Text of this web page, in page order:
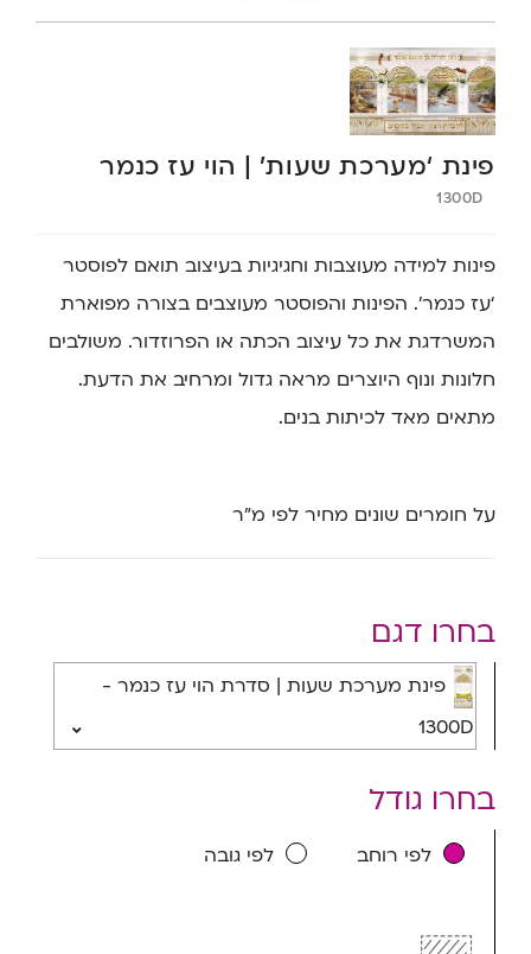
פינת ‘מערכת שעות’ | הוי עז כנמר
1300D
פינות למידה מעוצבות וחגיגיות בעיצוב תואם לפוסטר
‘עז כנמר’. הפינות והפוסטר מעוצבים בצורה מפוארת
המשרדגת את כל עיצוב הכתה או הפרוזדור. משולבים
חלונות ונוף היוצרים מראה גדול ומרחיב את הדעת.
מתאים מאד לכיתות בנים.
על חומרים שונים מחיר לפי מ”ר
בחרו דגם
פינת מערכת שעות | סדרת הוי עז כנמר -
1300D
בחרו גודל
לפי רוחב לפי גובה